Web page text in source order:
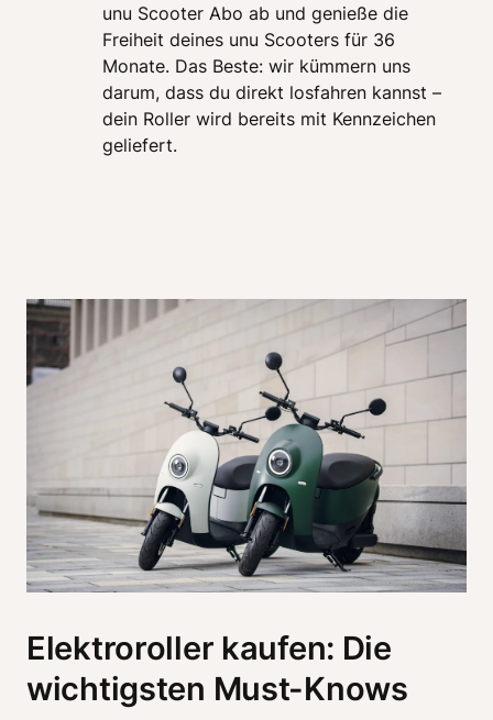
unu Scooter Abo ab und genieße die
Freiheit deines unu Scooters für 36
Monate. Das Beste: wir kümmern uns
darum, dass du direkt losfahren kannst –
dein Roller wird bereits mit Kennzeichen
Elektroroller kaufen: Die
wichtigsten Must-Knows